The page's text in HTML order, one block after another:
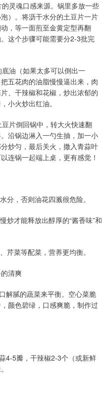
灵魂口感来源。锅里多放一些
）。将沥干水分的土豆片一片
，等一面煎至金黄定型再翻
这个步骤可能需要分2-3批完
油（如果太多可以倒出一
五花肉的油脂慢慢逼出来，肉
、干辣椒和花椒，炒出浓郁的
小火炒出红油。
片倒回锅中，转大火快速翻
沿锅边淋入一勺生抽，加一小
炒匀，最后关火，撒入青蒜叶
连锅一起端上桌，更有感觉！
分，否则油花四溅很危险。
炒才能释放出醇厚的“酱香味”和
芹菜等配菜，营养更均衡。
清爽
解腻的蔬菜来平衡。空心菜脆
颜色碧绿，口感爽脆，制作过
4-5瓣，干辣椒2-3个（或新鲜